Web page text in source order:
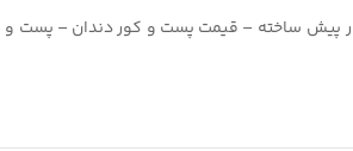
پیش ساخته – قیمت پست و کور دندان – پست